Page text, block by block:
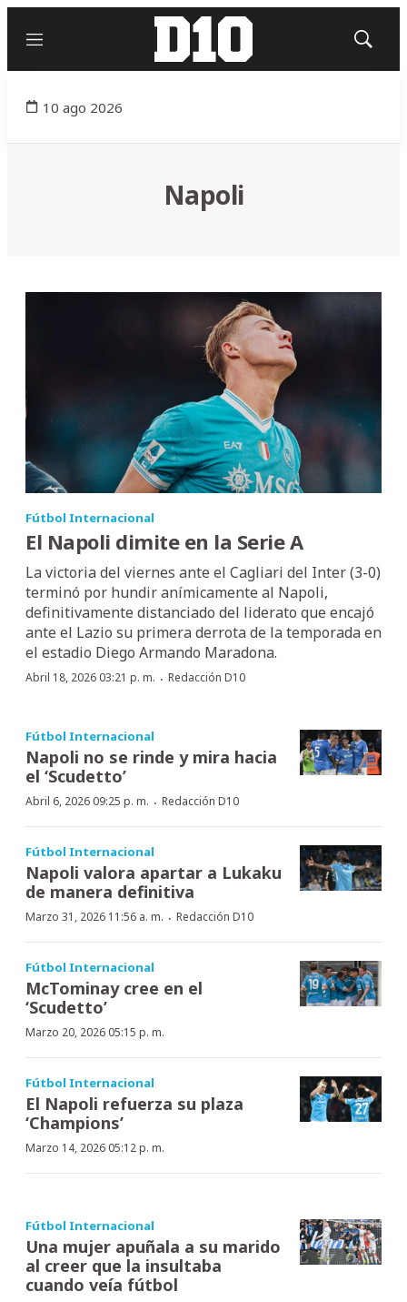
Menú
Mostrar
10 ago 2026
Napoli
Fútbol Internacional
El Napoli dimite en la Serie A
La victoria del viernes ante el Cagliari del Inter (3-0)
terminó por hundir anímicamente al Napoli,
definitivamente distanciado del liderato que encajó
ante el Lazio su primera derrota de la temporada en
el estadio Diego Armando Maradona.
Abril 18, 2026 03:21 p. m. · Redacción D10
Fútbol Internacional
Napoli no se rinde y mira hacia
el ‘Scudetto’
Abril 6, 2026 09:25 p. m. · Redacción D10
Fútbol Internacional
Napoli valora apartar a Lukaku
de manera definitiva
Marzo 31, 2026 11:56 a. m. · Redacción D10
Fútbol Internacional
McTominay cree en el
‘Scudetto’
Marzo 20, 2026 05:15 p. m.
Fútbol Internacional
El Napoli refuerza su plaza
‘Champions’
Marzo 14, 2026 05:12 p. m.
Fútbol Internacional
Una mujer apuñala a su marido
al creer que la insultaba
cuando veía fútbol